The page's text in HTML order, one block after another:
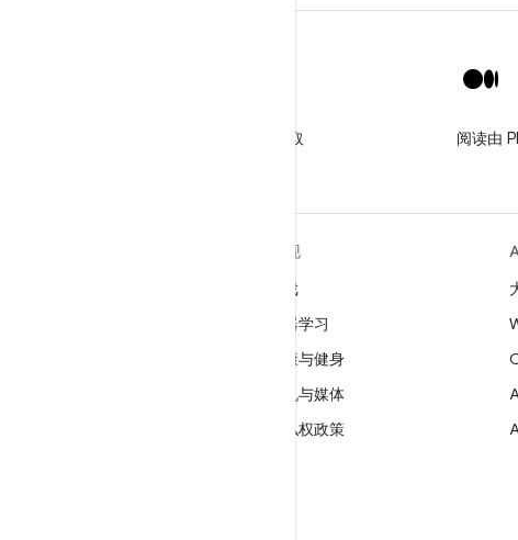
关注 @GooglePlayBiz，获取
阅读由
发现
游戏
机器学习
健康与健身
相机与媒体
隐私权政策